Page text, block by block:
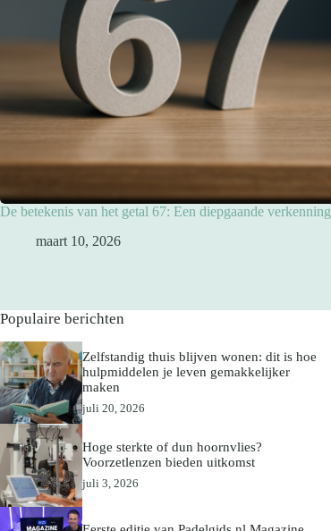
De betekenis van het getal 67: Een diepgaande verkenning
maart 10, 2026
Populaire berichten
Zelfstandig thuis blijven wonen: dit is hoe
hulpmiddelen je leven gemakkelijker
maken
juli 20, 2026
Hoge sterkte of dun hoornvlies?
Voorzetlenzen bieden uitkomst
juli 3, 2026